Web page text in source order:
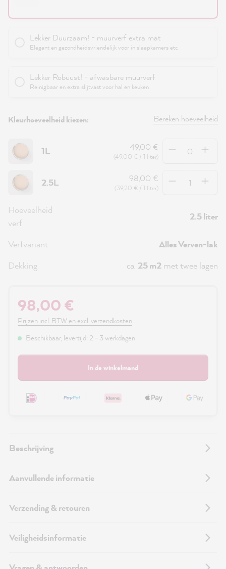
Lekker Duurzaam! - muurverf extra mat
Elegant en gezondheidsvriendelijk voor in slaapkamers etc.
Lekker Robuust! - afwasbare muurverf
Reinigbaar en extra slijtvast voor hal en keuken
Kleurhoeveelheid kiezen: Bereken hoeveelheid
1L 49,00 €
(49,00 € / 1 liter)
Hoeveelheid
2.5L 98,00 €
(39,20 € / 1 liter)
Hoeveelheid
Hoeveelheid
verf
2.5 liter
Verfvariant
Alles Verven-lak
Dekking
ca. 25 m2 met twee lagen
98,00 €
Prijzen incl. BTW en excl. verzendkosten
Beschikbaar, levertijd: 2 - 3 werkdagen
In de winkelmand
Beschrijving
Aanvullende informatie
Verzending & retouren
Veiligheidsinformatie